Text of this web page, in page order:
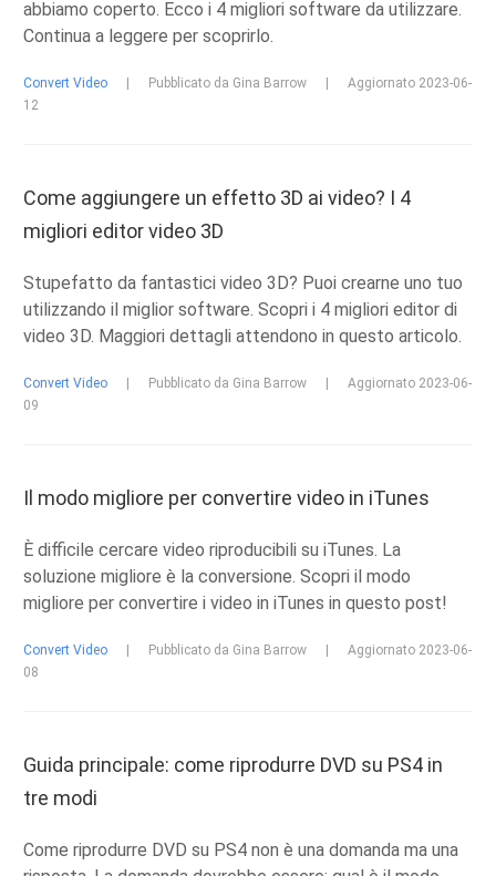
abbiamo coperto. Ecco i 4 migliori software da utilizzare.
Continua a leggere per scoprirlo.
Convert Video Pubblicato da Gina Barrow
Aggiornato 2023-06-
12
Come aggiungere un effetto 3D ai video? I 4
migliori editor video 3D
Stupefatto da fantastici video 3D? Puoi crearne uno tuo
utilizzando il miglior software. Scopri i 4 migliori editor di
video 3D. Maggiori dettagli attendono in questo articolo.
Convert Video Pubblicato da Gina Barrow
Aggiornato 2023-06-
09
Il modo migliore per convertire video in iTunes
È difficile cercare video riproducibili su iTunes. La
soluzione migliore è la conversione. Scopri il modo
migliore per convertire i video in iTunes in questo post!
Convert Video Pubblicato da Gina Barrow
Aggiornato 2023-06-
08
Guida principale: come riprodurre DVD su PS4 in
tre modi
Come riprodurre DVD su PS4 non è una domanda ma una